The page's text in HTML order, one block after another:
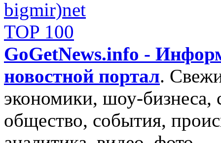
GoGetNews.info -
новостной портал.
экономики, шоу-бизнеса,
общество, события,